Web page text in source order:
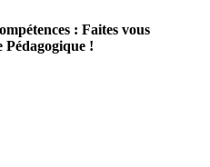
: Faites vous
!